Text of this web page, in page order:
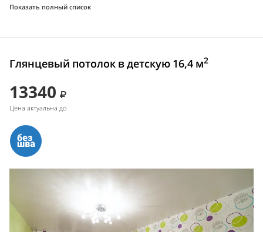
Показать полный список
Глянцевый потолок в детскую 16,4 м2
13340
Цена актуальна до